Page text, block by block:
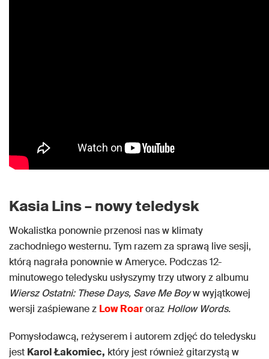
Kasia Lins – nowy teledysk
Wokalistka ponownie przenosi nas w klimaty
zachodniego westernu. Tym razem za sprawą live sesji,
którą nagrała ponownie w Ameryce. Podczas 12-
minutowego teledysku usłyszymy trzy utwory z albumu
Wiersz Ostatni: These Days, Save Me Boyw wyjątkowej
wersji zaśpiewane z Low Roaroraz Hollow Words.
Pomysłodawcą, reżyserem i autorem zdjęć do teledysku
jest Karol Łakomiec, który jest również gitarzystą w